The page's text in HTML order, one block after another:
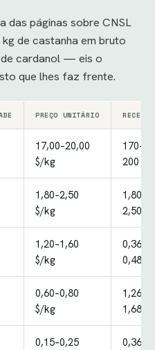
das páginas sobre CNSL
de castanha em bruto
cardanol — eis o
que lhes faz frente.
PREÇO UNITÁRIO RECEITA
17,00–20,00
$/kg
170–
200 $
1,80–2,50
$/kg
1,80–
2,50 $
1,20–1,60
$/kg
0,36–
0,48 $
0,60–0,80
$/kg
1,26–
1,68 $
0,15–0,25
0,36–